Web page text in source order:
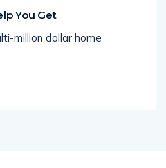
You Get
million dollar home